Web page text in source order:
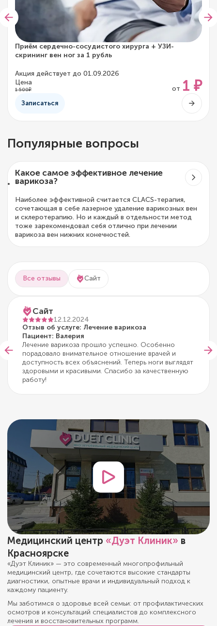
Приём сердечно-сосудистого хирурга + УЗИ-
скрининг вен ног за 1 рубль
Акция действует до 01.09.2026
Цена
1 500₽ от 1 ₽
Записаться
Популярные вопросы
Какое самое эффективное лечение
варикоза?
Наиболее эффективной считается CLACS-терапия,
сочетающая в себе лазерное удаление варикозных вен
и склеротерапию. Но и каждый в отдельности метод
тоже зарекомендовал себя отлично при лечении
варикоза вен нижних конечностей.
Все отзывы Сайт
Сайт
12.12.2024
Отзыв об услуге: Лечение варикоза
Пациент: Валерия
Лечение варикоза прошло успешно. Особенно
порадовало внимательное отношение врачей и
доступность всех объяснений. Теперь ноги выглядят
здоровыми и красивыми. Спасибо за качественную
работу!
Медицинский центр «Дуэт Клиник» в
Красноярске
«Дуэт Клиник» — это современный многопрофильный
медицинский центр, где сочетаются высокие стандарты
диагностики, опытные врачи и индивидуальный подход к
каждому пациенту.
Мы заботимся о здоровье всей семьи: от профилактических
осмотров и консультаций специалистов до комплексного
лечения и восстановительных программ.